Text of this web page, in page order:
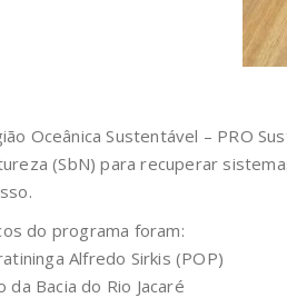
Oceânica Sustentável – PRO
(SbN) para recuperar
do programa foram:
Alfredo Sirkis (POP)
da Bacia do Rio Jacaré